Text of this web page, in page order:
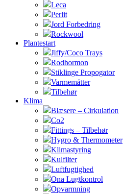
Leca
Perlit
Jord Forbedring
Rockwool
Plantestart
Jiffy/Coco Trays
Rodhormon
Stiklinge Propogator
Varmemåtter
Tilbehør
Klima
Blæsere – Cirkulation
Co2
Fittings – Tilbehør
Hygro & Thermometer
Klimastyring
Kulfilter
Luftfugtighed
Ona Lugtkontrol
Opvarmning